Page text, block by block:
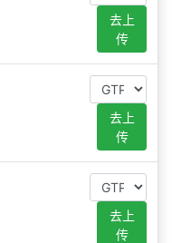
去上
传
去上
传
去上
传